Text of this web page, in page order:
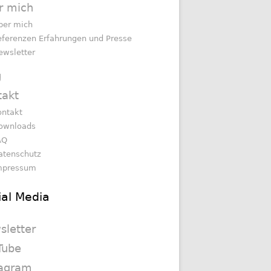
mich
mich
Erfahrungen und Presse
Media